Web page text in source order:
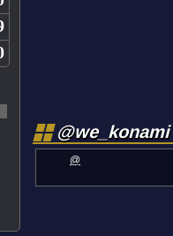
@we_konami
@